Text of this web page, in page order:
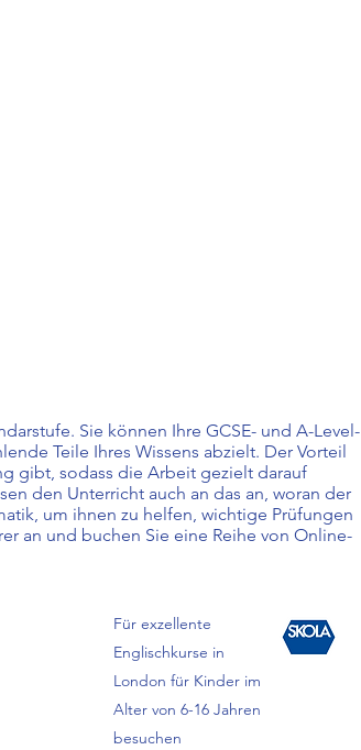
Sie können Ihre GCSE- und A-Level-
Teile Ihres Wissens abzielt. Der Vorteil
gibt, sodass die Arbeit gezielt darauf
den Unterricht auch an das an, woran der
um ihnen zu helfen, wichtige Prüfungen
an und buchen Sie eine Reihe von Online-
Für exzellente
Englischkurse in
London für Kinder im
Alter von 6-16 Jahren
besuchen